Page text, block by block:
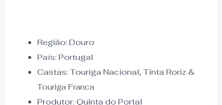
Região: Douro
País: Portugal
Castas: Touriga Nacional, Tinta Roriz&
Touriga Franca
Produtor: Quinta do Portal